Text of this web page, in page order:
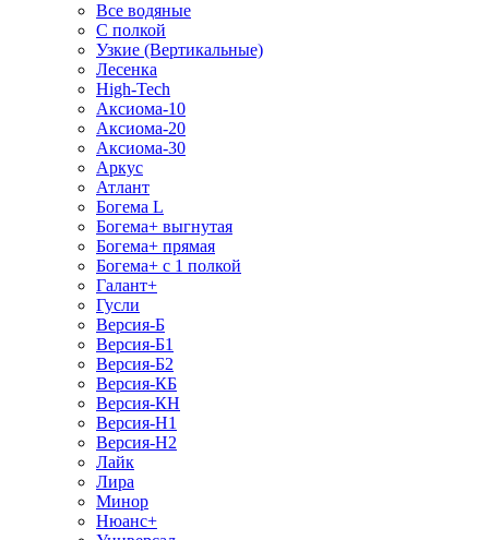
Все водяные
С полкой
Узкие (Вертикальные)
Лесенка
High-Tech
Аксиома-10
Аксиома-20
Аксиома-30
Аркус
Атлант
Богема L
Богема+ выгнутая
Богема+ прямая
Богема+ с 1 полкой
Галант+
Гусли
Версия-Б
Версия-Б1
Версия-Б2
Версия-КБ
Версия-КН
Версия-Н1
Версия-Н2
Лайк
Лира
Минор
Нюанс+